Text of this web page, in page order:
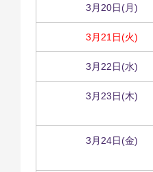
3月20日(月)
3月21日(火)
3月22日(水)
3月23日(木)
3月24日(金)